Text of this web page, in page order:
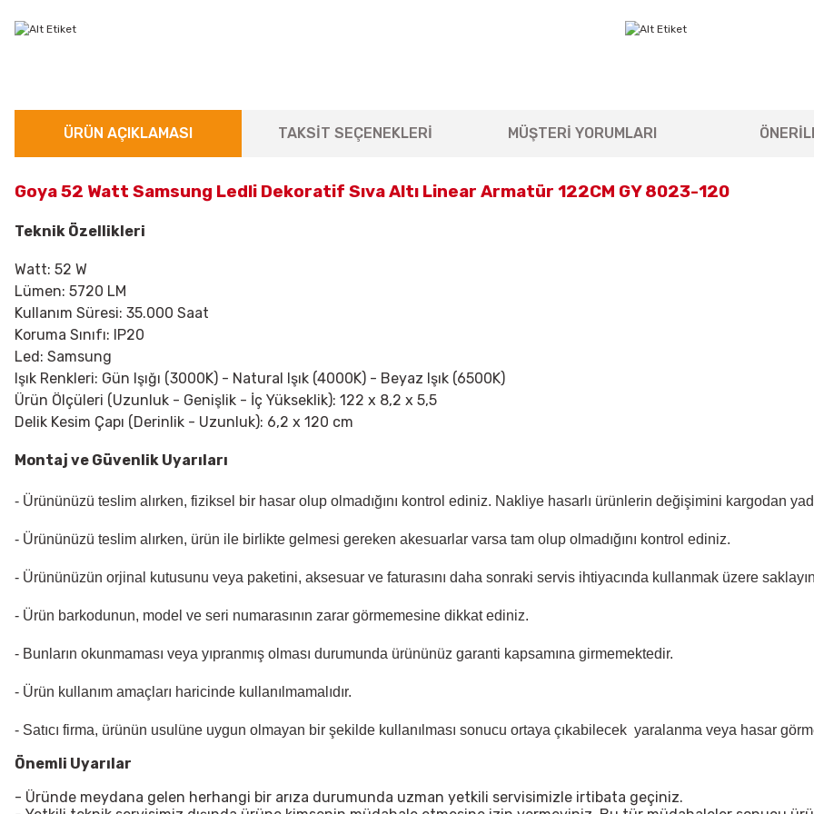
ÜRÜN AÇIKLAMASI TAKSİT SEÇENEKLERİ MÜŞTERİ YORUMLARI
Goya 52 Watt Samsung Ledli Dekoratif Sıva Altı Linear Armatür 122CM GY 8023-120
Teknik Özellikleri
Watt: 52 W
Lümen: 5720 LM
Kullanım Süresi: 35.000 Saat
Koruma Sınıfı: IP20
Led: Samsung
Işık Renkleri: Gün Işığı (3000K) - Natural Işık (4000K) - Beyaz Işık (6500K)
Ürün Ölçüleri (Uzunluk - Genişlik - İç Yükseklik): 122 x 8,2 x 5,5
Delik Kesim Çapı (Derinlik - Uzunluk): 6,2 x 120 cm
Montaj ve Güvenlik Uyarıları
- Ürününüzü teslim alırken, fiziksel bir hasar olup olmadığını kontrol ediniz. Nakliye hasarlı ürünlerin değişimini kargodan
- Ürününüzü teslim alırken, ürün ile birlikte gelmesi gereken akesuarlar varsa tam olup olmadığını kontrol ediniz.
- Ürününüzün orjinal kutusunu veya paketini, aksesuar ve faturasını daha sonraki servis ihtiyacında kullanmak üzere
- Ürün barkodunun, model ve seri numarasının zarar görmemesine dikkat ediniz.
- Bunların okunmaması veya yıpranmış olması durumunda ürününüz garanti kapsamına girmemektedir.
- Ürün kullanım amaçları haricinde kullanılmamalıdır.
- Satıcı firma, ürünün usulüne uygun olmayan bir şekilde kullanılması sonucu ortaya çıkabilecek yaralanma veya hasar
Önemli Uyarılar
- Üründe meydana gelen herhangi bir arıza durumunda uzman yetkili servisimizle irtibata geçiniz.